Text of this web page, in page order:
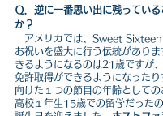
Ｑ．逆に一番思い出に残ってい
か？
アメリカでは、Sweet Sixteen
お祝いを盛大に行う伝統があり
きるようになるのは21歳ですが
免許取得ができるようになった
向けた１つの節目の年齢として
高校１年生15歳での留学だった